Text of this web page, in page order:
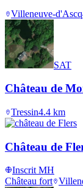
Villeneuve-d'Ascq
SAT
Château de
Tressin4.4 km
Château de
Inscrit MH
Château fort